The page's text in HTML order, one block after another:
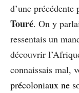
d’une précédente
Touré. On y
ressentais un
découvrir
connaissais mal,
précoloniaux ne